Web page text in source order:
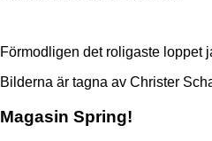
Förmodligen det roligaste loppet
Bilderna är tagna av Christer
Magasin Spring!